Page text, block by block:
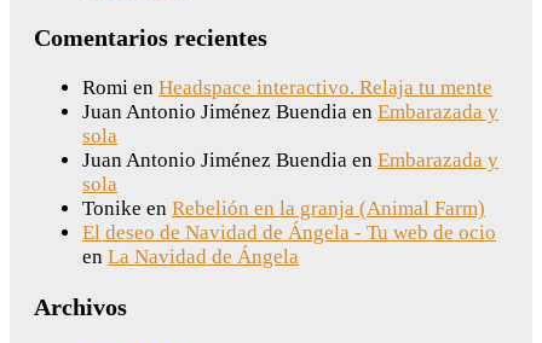
Comentarios recientes
Romi en Headspace interactivo. Relaja tu mente
Juan Antonio Jiménez Buendia en Embarazada y
sola
Juan Antonio Jiménez Buendia en Embarazada y
sola
Tonike en Rebelión en la granja (Animal Farm)
El deseo de Navidad de Ángela - Tu web de ocio
en La Navidad de Ángela
Archivos